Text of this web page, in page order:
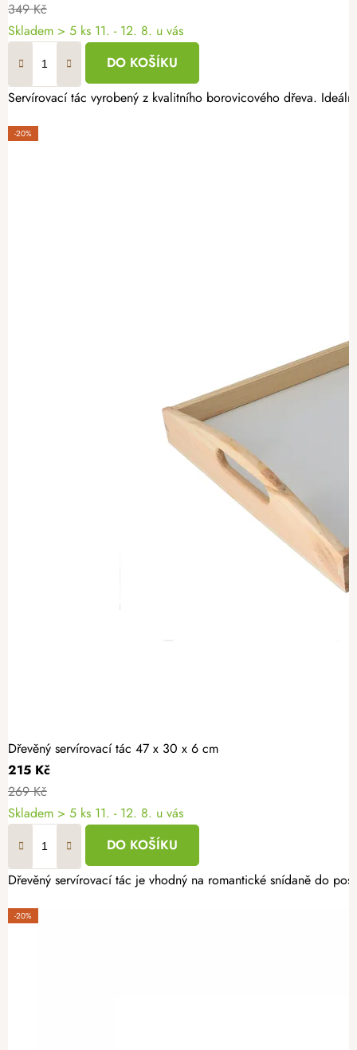
349 Kč
Skladem > 5 ks 11. - 12. 8. u vás
DO KOŠÍKU
Servírovací tác vyrobený z kvalitního borovicového dřeva.
-20%
Dřevěný servírovací tác 47 x 30 x 6 cm
215 Kč
269 Kč
Skladem > 5 ks 11. - 12. 8. u vás
DO KOŠÍKU
Dřevěný servírovací tác je vhodný na romantické snídaně do
-20%